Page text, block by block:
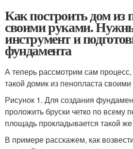
Как построить дом из
своими руками.
инструмент и
фундамента
А теперь рассмотрим сам
такой домик из пенопласта
Рисунок 1. Для создания
проложить бруски четко по всему
площадь прокладывается такой
В примере расскажем, как